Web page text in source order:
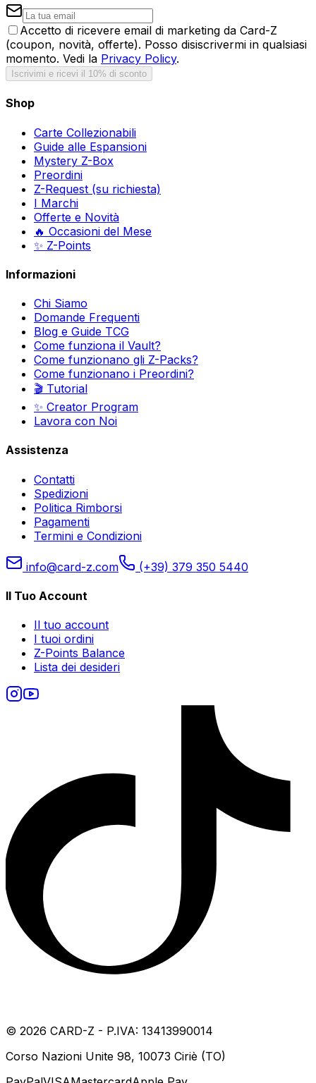
Accetto di ricevere email di marketing da Card-Z
(coupon, novità, offerte). Posso disiscrivermi in qualsiasi
momento. Vedi la Privacy Policy.
Iscrivimi e ricevi il 10% di sconto
Shop
Carte Collezionabili
Guide alle Espansioni
Mystery Z-Box
Preordini
Z-Request (su richiesta)
I Marchi
Offerte e Novità
🔥 Occasioni del Mese
✨ Z-Points
Informazioni
Chi Siamo
Domande Frequenti
Blog e Guide TCG
Come funziona il Vault?
Come funzionano gli Z-Packs?
Come funzionano i Preordini?
🎬 Tutorial
✨ Creator Program
Lavora con Noi
Assistenza
Contatti
Spedizioni
Politica Rimborsi
Pagamenti
Termini e Condizioni
info@card-z.com (+39) 379 350 5440
Il Tuo Account
Il tuo account
I tuoi ordini
Z-Points Balance
Lista dei desideri
© 2026 CARD-Z - P.IVA: 13413990014
Corso Nazioni Unite 98, 10073 Ciriè (TO)